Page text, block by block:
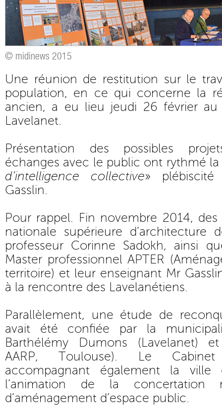
© midinews 2015
Une réunion de restitution sur le
population, en ce qui concerne la
ancien, a eu lieu jeudi 26 février
Lavelanet.
Présentation des possibles
échanges avec le public ont rythmé la
d’intelligence collective»
Gasslin.
Pour rappel. Fin novembre 2014, des
nationale supérieure d’architecture
professeur Corinne Sadokh, ainsi
Master professionnel APTER
territoire) et leur enseignant Mr
à la rencontre des Lavelanétiens.
Parallèlement, une étude de
avait été confiée par la
Barthélémy Dumons (Lavelanet)
AARP, Toulouse). Le
accompagnant également la ville
l’animation de la concertation
d’aménagement d’espace public.